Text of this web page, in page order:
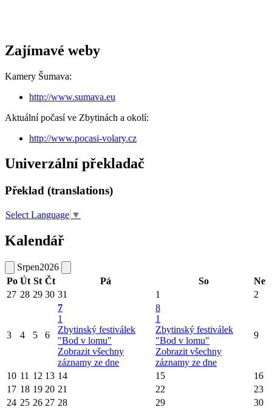
Zajímavé weby
Kamery Šumava:
http://www.sumava.eu
Aktuální počasí ve Zbytinách a okolí:
http://www.pocasi-volary.cz
Univerzální překladač
Překlad (translations)
Select Language ▼
Kalendář
Srpen2026
Po Út St Čt Pá So
Ne
27 28 29 30 31 1 2
3 4 5 6
7
1
Zbytinský festiválek
"Bod v lomu"
Zobrazit všechny
záznamy ze dne
8
1
Zbytinský festiválek
"Bod v lomu"
Zobrazit všechny
záznamy ze dne
9
10 11 12 13 14 15
16
17 18 19 20 21 22
23
24 25 26 27 28 29 30